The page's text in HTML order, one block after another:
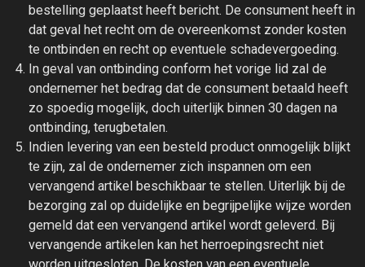
bestelling geplaatst heeft bericht. De consument heeft in
dat geval het recht om de overeenkomst zonder kosten
te ontbinden en recht op eventuele schadevergoeding.
In geval van ontbinding conform het vorige lid zal de
ondernemer het bedrag dat de consument betaald heeft
zo spoedig mogelijk, doch uiterlijk binnen 30 dagen na
ontbinding, terugbetalen.
Indien levering van een besteld product onmogelijk blijkt
te zijn, zal de ondernemer zich inspannen om een
vervangend artikel beschikbaar te stellen. Uiterlijk bij de
bezorging zal op duidelijke en begrijpelijke wijze worden
gemeld dat een vervangend artikel wordt geleverd. Bij
vervangende artikelen kan het herroepingsrecht niet